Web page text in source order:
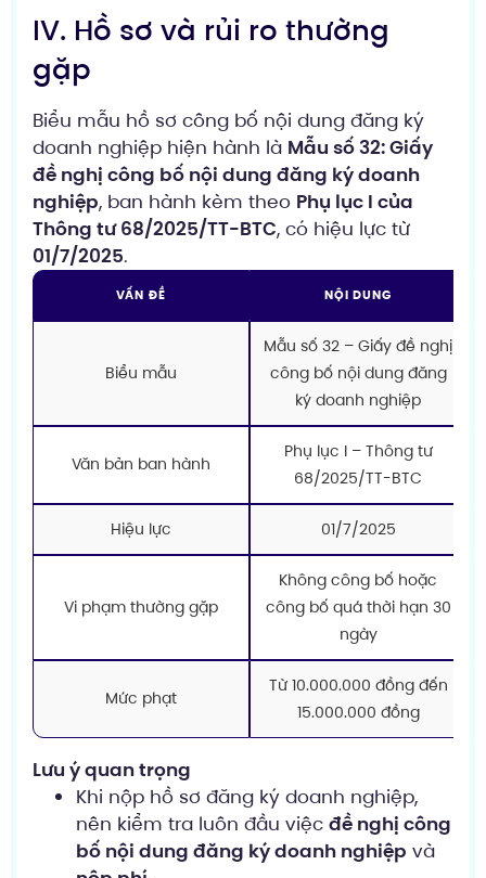
IV. Hồ sơ và rủi ro thường
gặp
Biểu mẫu hồ sơ công bố nội dung đăng ký
doanh nghiệp hiện hành là Mẫu số 32: Giấy
đề nghị công bố nội dung đăng ký doanh
nghiệp, ban hành kèm theo Phụ lục I của
Thông tư 68/2025/TT-BTC, có hiệu lực từ
01/7/2025.
VẤN ĐỀ NỘI DUNG
Biểu mẫu
Mẫu số 32 – Giấy đề nghị
công bố nội dung đăng
ký doanh nghiệp
Văn bản ban hành
Phụ lục I – Thông tư
68/2025/TT-BTC
Hiệu lực 01/7/2025
Vi phạm thường gặp
Không công bố hoặc
công bố quá thời hạn 30
ngày
Mức phạt
Từ 10.000.000 đồng đến
15.000.000 đồng
Lưu ý quan trọng
Khi nộp hồ sơ đăng ký doanh nghiệp,
nên kiểm tra luôn đầu việc đề nghị công
bố nội dung đăng ký doanh nghiệp và